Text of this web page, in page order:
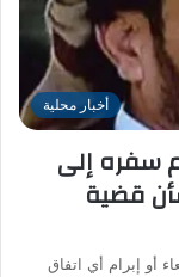
أخبار محلية
سفره إلى
قضية
أو إبرام أي اتفاق